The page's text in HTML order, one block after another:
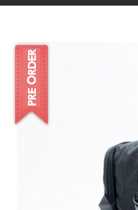
ปากกาโลหะ
ปากกาเน้นข้อความ
ปากกาตั้งโต๊ะ
ปากกา USB
ปากกาทัชสกรีน
NEW
ผลงานสินค้า
ผลงานโรงงานปากกา
ติดต่อเรา
บทความ
เกี่ยวกับเรา